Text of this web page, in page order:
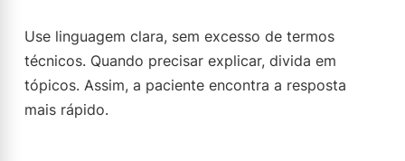
Use linguagem clara, sem excesso de termos
técnicos. Quando precisar explicar, divida em
tópicos. Assim, a paciente encontra a resposta
mais rápido.